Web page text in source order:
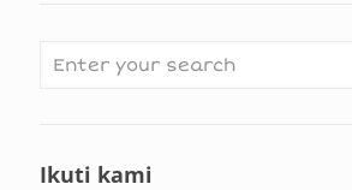
Ikuti kami